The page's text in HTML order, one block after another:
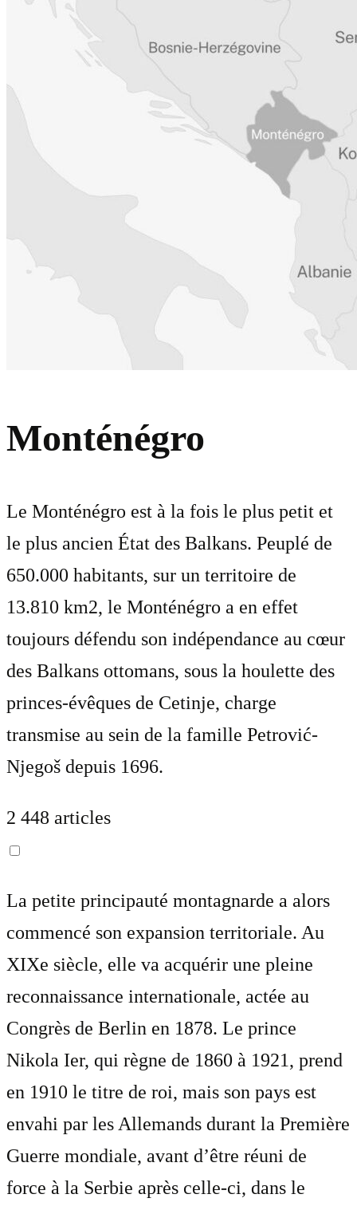
Monténégro
Le Monténégro est à la fois le plus petit et
le plus ancien État des Balkans. Peuplé de
650.000 habitants, sur un territoire de
13.810 km2, le Monténégro a en effet
toujours défendu son indépendance au cœur
des Balkans ottomans, sous la houlette des
princes-évêques de Cetinje, charge
transmise au sein de la famille Petrović-
Njegoš depuis 1696.
2 448 articles
La petite principauté montagnarde a alors
commencé son expansion territoriale. Au
XIXe siècle, elle va acquérir une pleine
reconnaissance internationale, actée au
Congrès de Berlin en 1878. Le prince
Nikola Ier, qui règne de 1860 à 1921, prend
en 1910 le titre de roi, mais son pays est
envahi par les Allemands durant la Première
Guerre mondiale, avant d’être réuni de
force à la Serbie après celle-ci, dans le